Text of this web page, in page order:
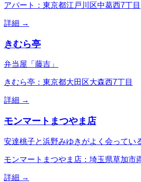
アパート：東京都江戸川区中葛西7丁目
詳細 →
きむら亭
弁当屋「藤吉」
きむら亭：東京都大田区大森西7丁目
詳細 →
モンマートまつやま店
安達桃子と浜野みゆきがよく会ってい
モンマートまつやま店：埼玉県草加市
詳細 →